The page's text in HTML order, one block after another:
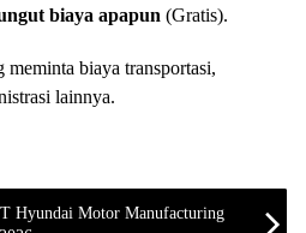
biaya apapun (Gratis).
biaya transportasi,
lainnya.
Hyundai Motor Manufacturing